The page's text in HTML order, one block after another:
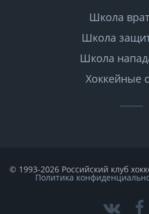
Школа
Школа
Школа
Хоккейные
© 1993-2026 Российский клуб
Политика